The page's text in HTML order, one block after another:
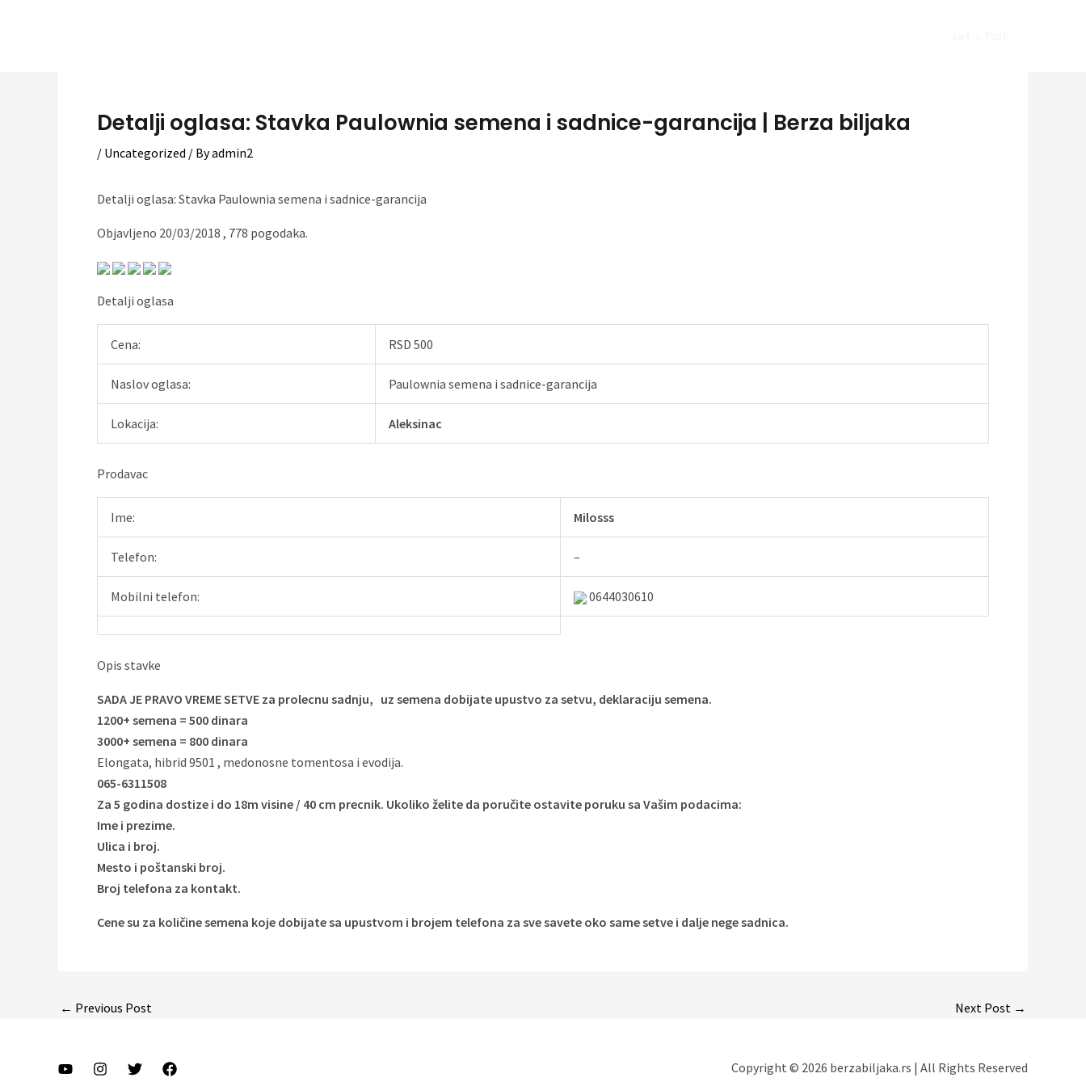
Detalji oglasa: Stavka Paulownia semena i sadnice-garancija | Berza biljaka
/ Uncategorized / Byadmin2
Detalji oglasa: Stavka Paulownia semena i sadnice-garancija
Objavljeno 20/03/2018 , 778 pogodaka.
Detalji oglasa
Cena: RSD 500
Naslov oglasa: Paulownia semena i sadnice-garancija
Lokacija: Aleksinac
Prodavac
Ime: Milosss
Telefon: –
Mobilni telefon: 0644030610
Opis stavke
SADA JE PRAVO VREME SETVE za prolecnu sadnju, uz semena dobijate upustvo za setvu, deklaraciju semena.
1200+ semena = 500 dinara
3000+ semena = 800 dinara
Elongata, hibrid 9501 , medonosne tomentosa i evodija.
065-6311508
Za 5 godina dostize i do 18m visine / 40 cm precnik. Ukoliko želite da poručite ostavite poruku sa Vašim podacima:
Ime i prezime.
Ulica i broj.
Mesto i poštanski broj.
Broj telefona za kontakt.
Cene su za količine semena koje dobijate sa upustvom i brojem telefona za sve savete oko same setve i dalje nege sadnica.
Post
← Previous Post Next Post →
Copyright © 2026 berzabiljaka.rs | All Rights Reserved